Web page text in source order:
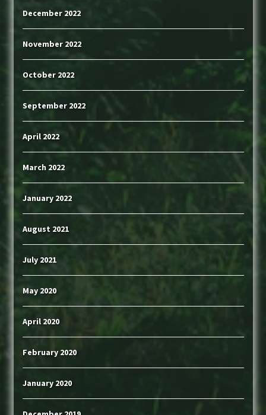
December 2022
November 2022
October 2022
September 2022
April 2022
March 2022
January 2022
August 2021
July 2021
May 2020
April 2020
February 2020
January 2020